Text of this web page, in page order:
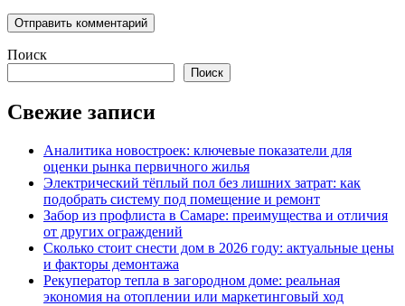
Поиск
Поиск
Свежие записи
Аналитика новостроек: ключевые показатели для
оценки рынка первичного жилья
Электрический тёплый пол без лишних затрат: как
подобрать систему под помещение и ремонт
Забор из профлиста в Самаре: преимущества и отличия
от других ограждений
Сколько стоит снести дом в 2026 году: актуальные цены
и факторы демонтажа
Рекуператор тепла в загородном доме: реальная
экономия на отоплении или маркетинговый ход